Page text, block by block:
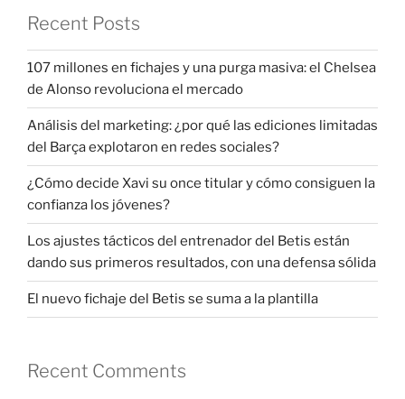
Recent Posts
107 millones en fichajes y una purga masiva: el Chelsea
de Alonso revoluciona el mercado
Análisis del marketing: ¿por qué las ediciones limitadas
del Barça explotaron en redes sociales?
¿Cómo decide Xavi su once titular y cómo consiguen la
confianza los jóvenes?
Los ajustes tácticos del entrenador del Betis están
dando sus primeros resultados, con una defensa sólida
El nuevo fichaje del Betis se suma a la plantilla
Recent Comments